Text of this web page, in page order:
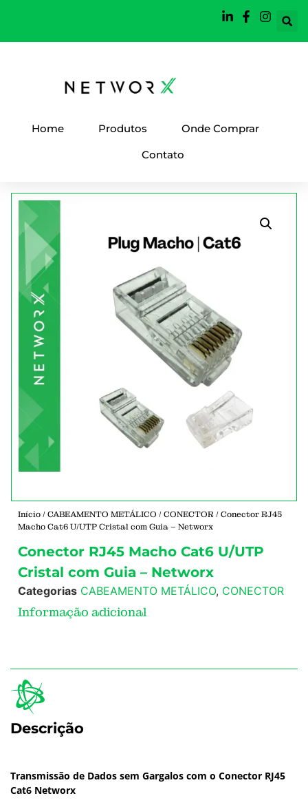
Home Produtos
Onde Comprar
Contato
Início/CABEAMENTO METÁLICO /CONECTOR / Conector RJ45
Macho Cat6 U/UTP Cristal com Guia – Networx
Conector RJ45 Macho Cat6 U/UTP
Cristal com Guia – Networx
Categorias CABEAMENTO METÁLICO, CONECTOR
Informação adicional
Descrição
Transmissão de Dados sem Gargalos com o Conector RJ45
Cat6 Networx